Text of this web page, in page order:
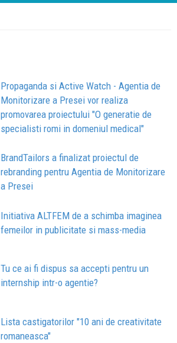
Propaganda si Active Watch - Agentia de
Monitorizare a Presei vor realiza
promovarea proiectului "O generatie de
specialisti romi in domeniul medical"
BrandTailors a finalizat proiectul de
rebranding pentru Agentia de Monitorizare
a Presei
Initiativa ALTFEM de a schimba imaginea
femeilor in publicitate si mass-media
Tu ce ai fi dispus sa accepti pentru un
internship intr-o agentie?
Lista castigatorilor "10 ani de creativitate
romaneasca"